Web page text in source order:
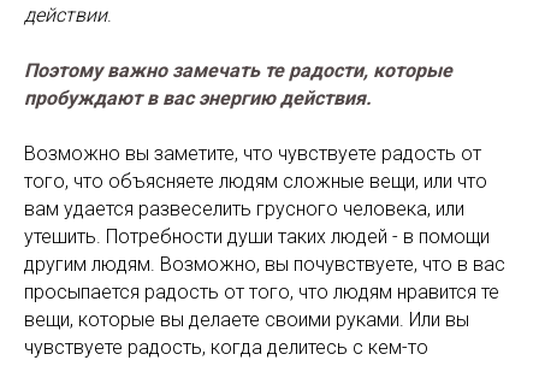
действии.
Поэтому важно замечать те радости, которые
пробуждают в вас энергию действия.
Возможно вы заметите, что чувствуете радость от
того, что объясняете людям сложные вещи, или что
вам удается развеселить грусного человека, или
утешить. Потребности души таких людей - в помощи
другим людям. Возможно, вы почувствуете, что в вас
просыпается радость от того, что людям нравится те
вещи, которые вы делаете своими руками. Или вы
чувствуете радость, когда делитесь с кем-то